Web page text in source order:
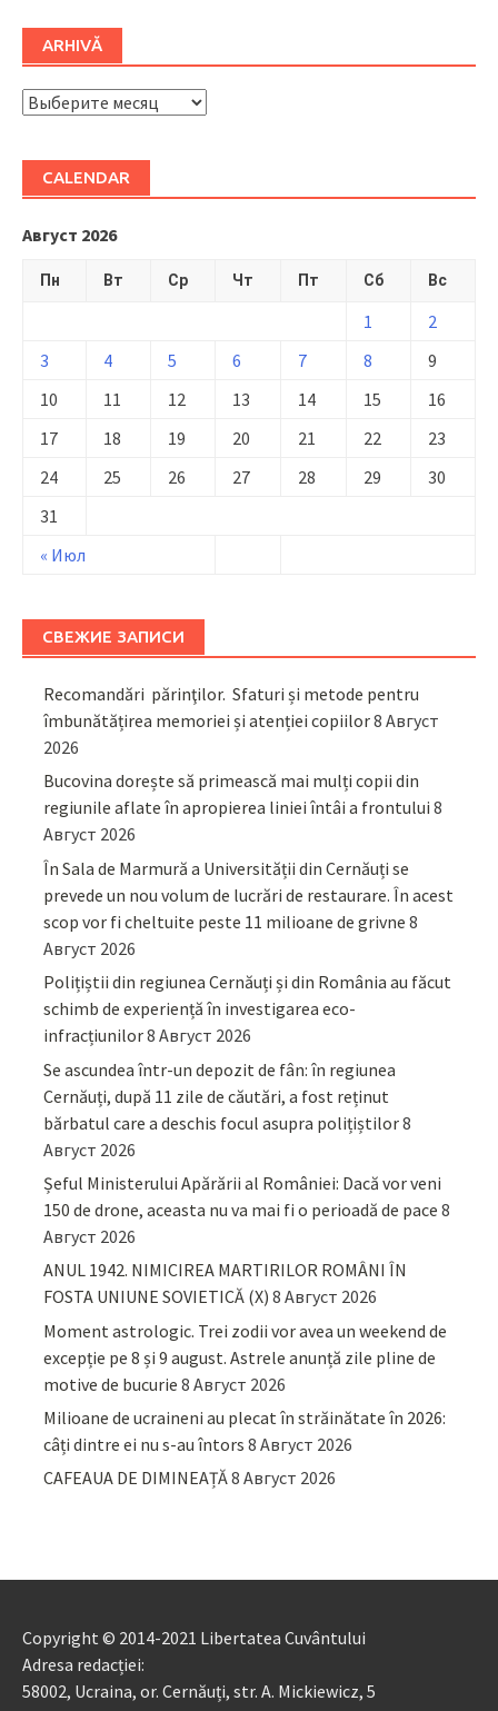
ARHIVĂ
ARHIVĂ
CALENDAR
Август 2026
Пн Вт Ср Чт Пт Сб Вс
« Июл
1
2
3
4 5 6 7 8
9
10
11 12 13 14 15
16
17
18 19 20 21 22
23
24
25 26 27 28 29
30
31
СВЕЖИЕ ЗАПИСИ
Recomandări părinţilor. Sfaturi și metode pentru
îmbunătățirea memoriei și atenției copiilor8 Август
2026
Bucovina dorește să primească mai mulți copii din
regiunile aflate în apropierea liniei întâi a frontului 8
Август 2026
În Sala de Marmură a Universității din Cernăuți se
prevede un nou volum de lucrări de restaurare. În acest
scop vor fi cheltuite peste 11 milioane de grivne 8
Август 2026
Polițiștii din regiunea Cernăuți și din România au făcut
schimb de experiență în investigarea eco-
infracțiunilor8 Август 2026
Se ascundea într-un depozit de fân: în regiunea
Cernăuți, după 11 zile de căutări, a fost reținut
bărbatul care a deschis focul asupra polițiștilor8
Август 2026
Șeful Ministerului Apărării al României: Dacă vor veni
150 de drone, aceasta nu va mai fi o perioadă de pace 8
Август 2026
ANUL 1942. NIMICIREA MARTIRILOR ROMÂNI ÎN
FOSTA UNIUNE SOVIETICĂ (X) 8 Август 2026
Moment astrologic. Trei zodii vor avea un weekend de
excepție pe 8 și 9 august. Astrele anunță zile pline de
motive de bucurie 8 Август 2026
Milioane de ucraineni au plecat în străinătate în 2026:
câți dintre ei nu s-au întors 8 Август 2026
CAFEAUA DE DIMINEAȚĂ8 Август 2026
Copyright © 2014-2021 Libertatea Cuvântului
Adresa redacției:
58002, Ucraina, or. Cernăuți, str. A. Mickiewicz, 5